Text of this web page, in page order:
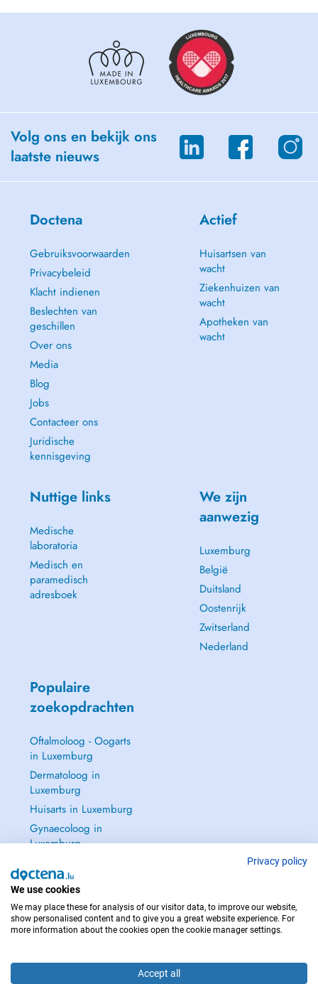
Volg ons en bekijk ons
laatste nieuws
Doctena
Gebruiksvoorwaarden
Privacybeleid
Klacht indienen
Beslechten van
geschillen
Over ons
Media
Blog
Jobs
Contacteer ons
Juridische
kennisgeving
Actief
Huisartsen van
wacht
Ziekenhuizen van
wacht
Apotheken van
wacht
Nuttige links
Medische
laboratoria
Medisch en
paramedisch
adresboek
We zijn
aanwezig
Luxemburg
België
Duitsland
Oostenrijk
Zwitserland
Nederland
Populaire
zoekopdrachten
Oftalmoloog - Oogarts
in Luxemburg
Dermatoloog in
Luxemburg
Huisarts in Luxemburg
Gynaecoloog in
Luxemburg
NEEM IN GEVAL VAN NOOD CONTACT OP MET : 112
Privacy policy
We use cookies
We may place these for analysis of our visitor data, to improve our website,
show personalised content and to give you a great website experience. For
more information about the cookies open the cookie manager settings.
Accept all